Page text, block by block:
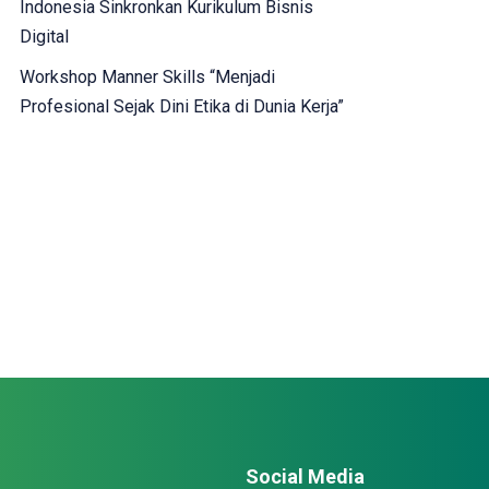
Indonesia Sinkronkan Kurikulum Bisnis
Digital
Workshop Manner Skills “Menjadi
Profesional Sejak Dini Etika di Dunia Kerja”
Social Media